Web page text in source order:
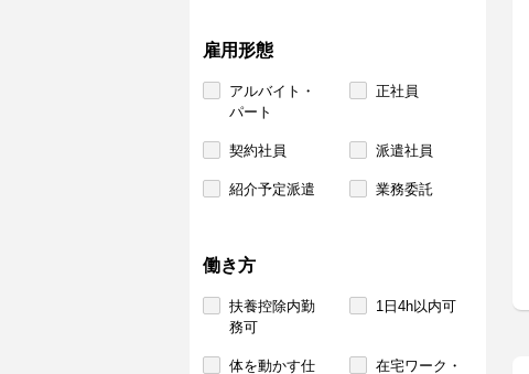
雇用形態
アルバイト・
パート
正社員
契約社員 派遣社員
紹介予定派遣 業務委託
働き方
扶養控除内勤
務可
1日4h以内可
体を動かす仕
在宅ワーク・